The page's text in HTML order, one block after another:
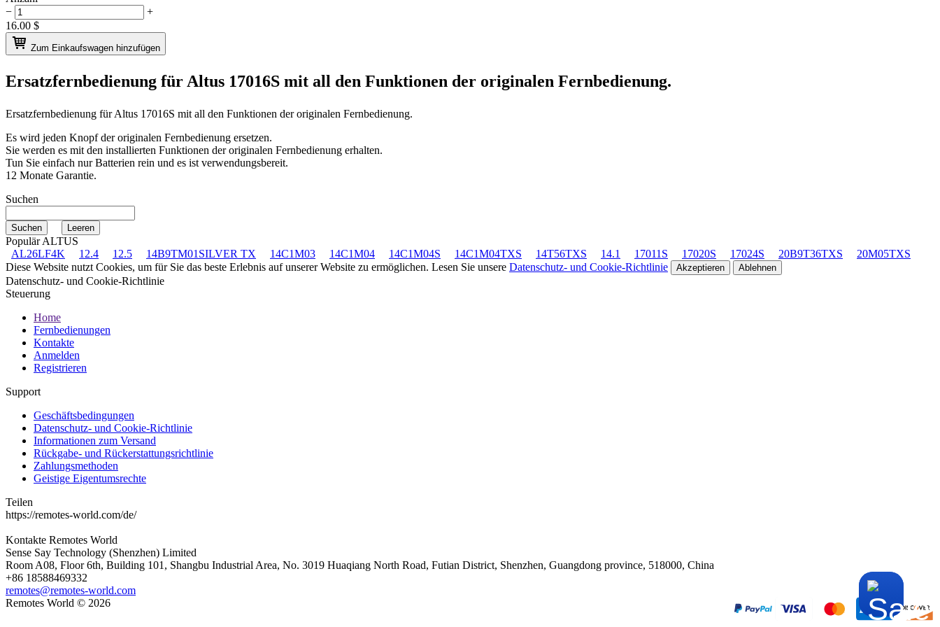
−
+
16.00 $
Zum Einkaufswagen hinzufügen
Ersatzfernbedienung für Altus 17016S mit all den Funktionen der originalen Fernbedienung.
Ersatzfernbedienung fürAltus 17016S mit all den Funktionen der originalen Fernbedienung.
Es wird jeden Knopf der originalen Fernbedienung ersetzen.
Sie werden es mit den installierten Funktionen der originalen Fernbedienung erhalten.
Tun Sie einfach nur Batterien rein und es ist verwendungsbereit.
12 Monate Garantie.
Suchen
Populär ALTUS
AL26LF4K
12.4 12.5 14B9TM01SILVER TX 14C1M03 14C1M04 14C1M04S 14C1M04TXS 14T56TXS 14.1 17011S 17020S 17024S 20B9T36TXS
20M05TXS
Diese Website nutzt Cookies, um für Sie das beste Erlebnis auf unserer Website zu ermöglichen. Lesen Sie unsere Datenschutz- und Cookie-Richtlinie Akzeptieren Ablehnen
Datenschutz- und Cookie-Richtlinie
Steuerung
Home
Fernbedienungen
Kontakte
Anmelden
Registrieren
Support
Geschäftsbedingungen
Datenschutz- und Cookie-Richtlinie
Informationen zum Versand
Rückgabe- und Rückerstattungsrichtlinie
Zahlungsmethoden
Geistige Eigentumsrechte
Teilen
https://remotes-world.com/de/
Kontakte Remotes World
Sense Say Technology (Shenzhen) Limited
Room A08, Floor 6th, Building 101, Shangbu Industrial Area, No. 3019 Huaqiang North Road, Futian District, Shenzhen, Guangdong province, 518000, China
+86 18588469332
remotes@remotes-world.com
Remotes World © 2026